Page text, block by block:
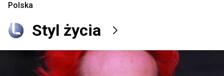
Polska
Styl życia